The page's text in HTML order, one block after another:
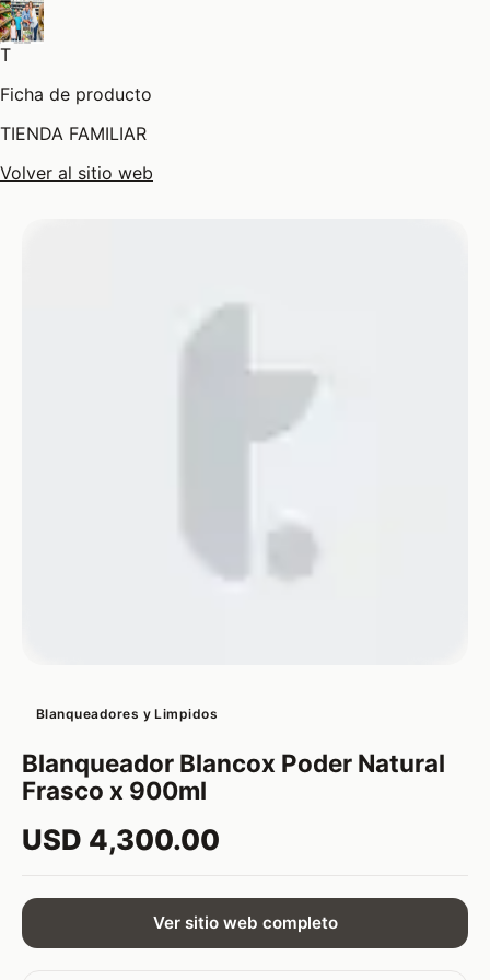
T
Ficha de producto
TIENDA FAMILIAR
Volver al sitio web
Blanqueadores y Limpidos
Blanqueador Blancox Poder Natural
Frasco x 900ml
USD 4,300.00
Ver sitio web completo